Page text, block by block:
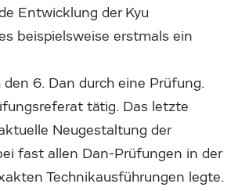
Entwicklung der Kyu
beispielsweise erstmals ein
6. Dan durch eine Prüfung.
tätig. Das letzte
Neugestaltung der
fast allen Dan-Prüfungen in der
Technikausführungen legte.